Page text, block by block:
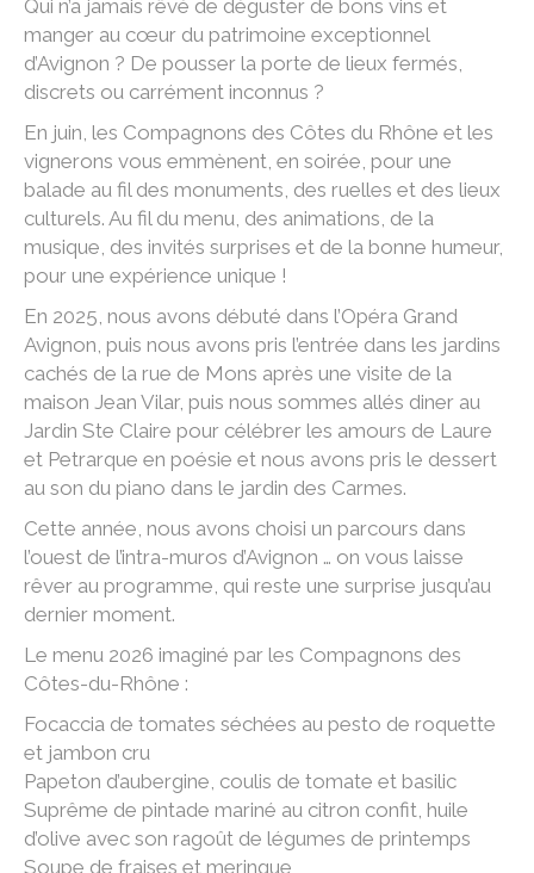
Qui n’a jamais rêvé de déguster de bons vins et
manger au cœur du patrimoine exceptionnel
d’Avignon ? De pousser la porte de lieux fermés,
discrets ou carrément inconnus ?
En juin, les Compagnons des Côtes du Rhône et les
vignerons vous emmènent, en soirée, pour une
balade au fil des monuments, des ruelles et des lieux
culturels. Au fil du menu, des animations, de la
musique, des invités surprises et de la bonne humeur,
pour une expérience unique !
En 2025, nous avons débuté dans l’Opéra Grand
Avignon, puis nous avons pris l’entrée dans les jardins
cachés de la rue de Mons après une visite de la
maison Jean Vilar, puis nous sommes allés diner au
Jardin Ste Claire pour célébrer les amours de Laure
et Petrarque en poésie et nous avons pris le dessert
au son du piano dans le jardin des Carmes.
Cette année, nous avons choisi un parcours dans
l’ouest de l’intra-muros d’Avignon … on vous laisse
rêver au programme, qui reste une surprise jusqu’au
dernier moment.
Le menu 2026 imaginé par les Compagnons des
Côtes-du-Rhône :
Focaccia de tomates séchées au pesto de roquette
et jambon cru
Papeton d’aubergine, coulis de tomate et basilic
Suprême de pintade mariné au citron confit, huile
d’olive avec son ragoût de légumes de printemps
Soupe de fraises et meringue